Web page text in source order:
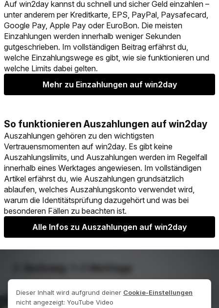
Auf win2day kannst du schnell und sicher Geld einzahlen –
unter anderem per Kreditkarte, EPS, PayPal, Paysafecard,
Google Pay, Apple Pay oder EuroBon. Die meisten
Einzahlungen werden innerhalb weniger Sekunden
gutgeschrieben. Im vollständigen Beitrag erfährst du,
welche Einzahlungswege es gibt, wie sie funktionieren und
welche Limits dabei gelten.
Mehr zu Einzahlungen auf win2day
So funktionieren Auszahlungen auf win2day
Auszahlungen gehören zu den wichtigsten
Vertrauensmomenten auf win2day. Es gibt keine
Auszahlungslimits, und Auszahlungen werden im Regelfall
innerhalb eines Werktages angewiesen. Im vollständigen
Artikel erfährst du, wie Auszahlungen grundsätzlich
ablaufen, welches Auszahlungskonto verwendet wird,
warum die Identitätsprüfung dazugehört und was bei
besonderen Fällen zu beachten ist.
Alle Infos zu Auszahlungen auf win2day